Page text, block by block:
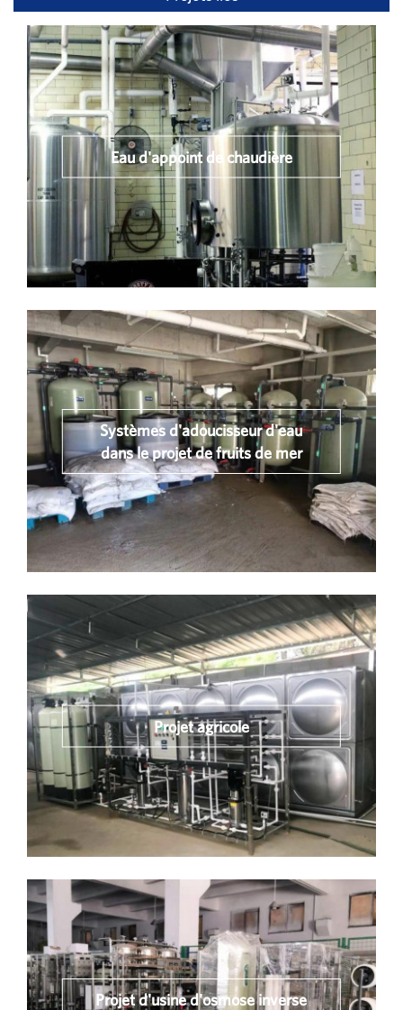
Eau d'appoint de chaudière
Systèmes d'adoucisseur d'eau
dans le projet de fruits de mer
Projet agricole
Projet d'usine d'osmose inverse